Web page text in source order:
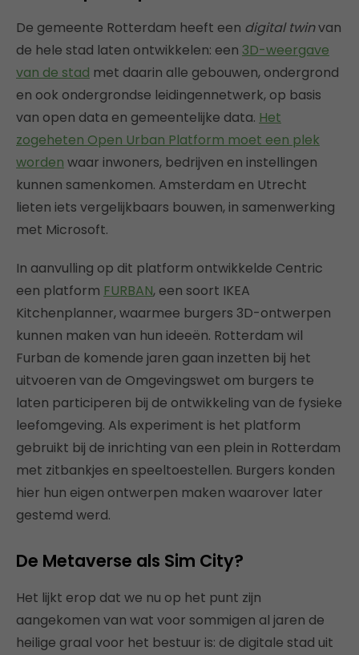
De gemeente Rotterdam heeft een digital twinvan
de hele stad laten ontwikkelen: een 3D-weergave
van de stad met daarin alle gebouwen, ondergrond
en ook ondergrondse leidingennetwerk, op basis
van open data en gemeentelijke data. Het
zogeheten Open Urban Platform moet een plek
worden waar inwoners, bedrijven en instellingen
kunnen samenkomen. Amsterdam en Utrecht
lieten iets vergelijkbaars bouwen, in samenwerking
met Microsoft.
In aanvulling op dit platform ontwikkelde Centric
een platform FURBAN, een soort IKEA
Kitchenplanner, waarmee burgers 3D-ontwerpen
kunnen maken van hun ideeën. Rotterdam wil
Furban de komende jaren gaan inzetten bij het
uitvoeren van de Omgevingswet om burgers te
laten participeren bij de ontwikkeling van de fysieke
leefomgeving. Als experiment is het platform
gebruikt bij de inrichting van een plein in Rotterdam
met zitbankjes en speeltoestellen. Burgers konden
hier hun eigen ontwerpen maken waarover later
gestemd werd.
De Metaverse als Sim City?
Het lijkt erop dat we nu op het punt zijn
aangekomen van wat voor sommigen al jaren de
heilige graal voor het bestuur is: de digitale stad uit